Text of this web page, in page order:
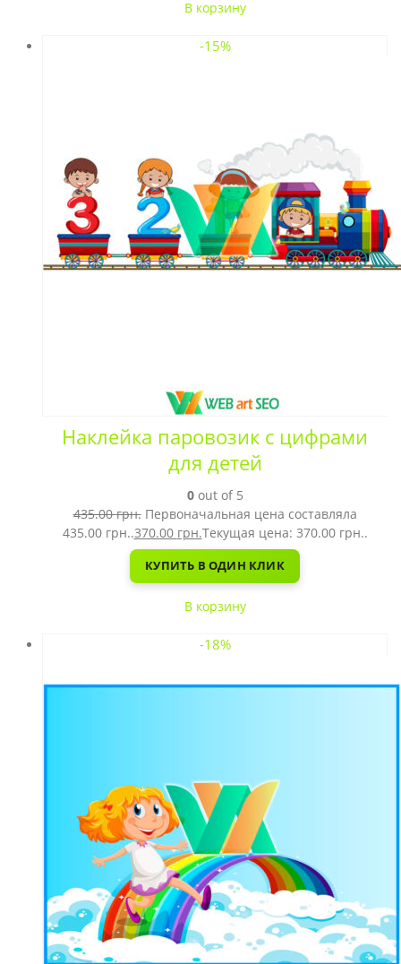
В корзину
-15%
Наклейка паровозик с цифрами
для детей
0out of 5
435.00грн. Первоначальная цена составляла
435.00 грн..370.00 грн.Текущая цена: 370.00 грн..
КУПИТЬ В ОДИН КЛИК
В корзину
-18%